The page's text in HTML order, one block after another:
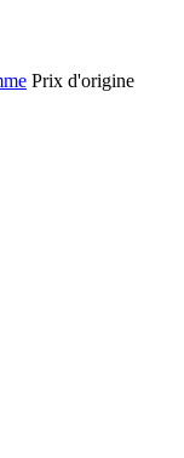
Prix d'origine